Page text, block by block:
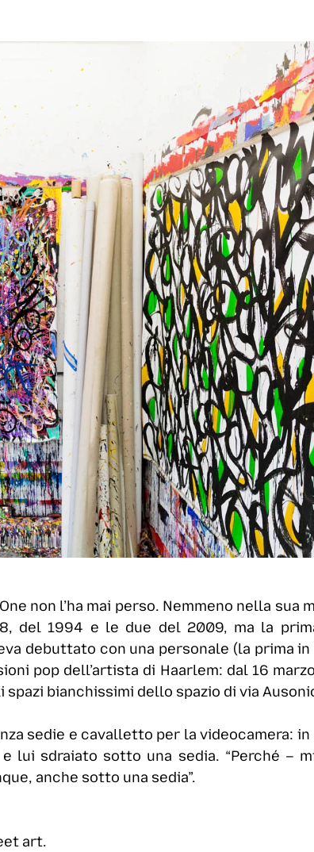
non l’ha mai perso. Nemmeno nella sua
del 1994 e le due del 2009, ma la
debuttato con una personale (la prima
pop dell’artista di Haarlem: dal 16
bianchissimi dello spazio di via
sedie e cavalletto per la videocamera: in
lui sdraiato sotto una sedia. “Perché –
anche sotto una sedia”.
art.